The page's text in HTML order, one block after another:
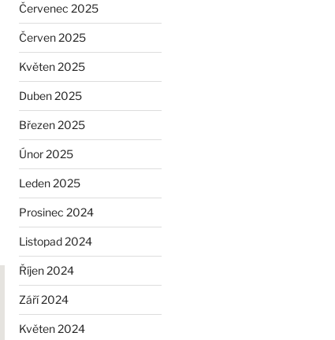
Červenec 2025
Červen 2025
Květen 2025
Duben 2025
Březen 2025
Únor 2025
Leden 2025
Prosinec 2024
Listopad 2024
Říjen 2024
Září 2024
Květen 2024